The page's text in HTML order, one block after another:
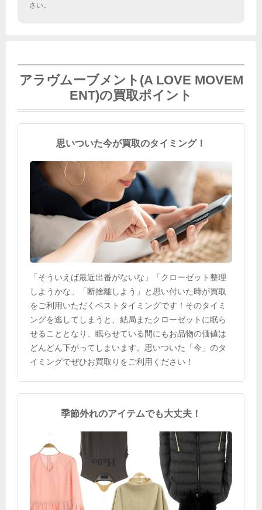
さい。
アラヴムーブメント(A LOVE MOVEM
ENT)の買取ポイント
思いついた今が買取のタイミング！
「そういえば最近出番がないな」「クローゼット整理
しようかな」「断捨離しよう」と思い付いた時が買取
をご利用いただくベストタイミングです！そのタイミ
ングを逃してしまうと、結局またクローゼットに眠ら
せることとなり、眠らせている間にもお品物の価値は
どんどん下がってしまいます。思いついた「今」のタ
イミングでぜひお買取りをご利用ください！
季節外れのアイテムでも大丈夫！